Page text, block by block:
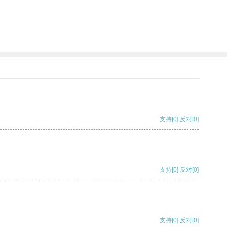
支持[0] 反对[0]
支持[0] 反对[0]
支持[0] 反对[0]